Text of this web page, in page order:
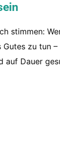
stimmen:
zu tun –
auf Dauer